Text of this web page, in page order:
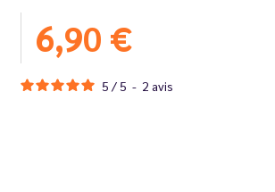
6,90 €
5 / 5 - 2 avis